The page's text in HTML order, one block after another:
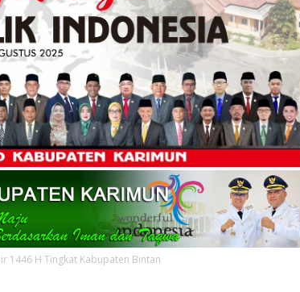
1446 H Tingkat Kabupaten Bintan